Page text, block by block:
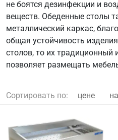
не боятся дезинфекции и
веществ. Обеденные столы
металлический каркас,
общая устойчивость
столов, то их
позволяет размещать
Сортировать по: цене